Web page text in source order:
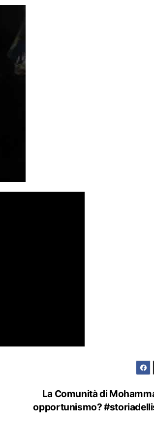
La Comunità di
opportunismo?